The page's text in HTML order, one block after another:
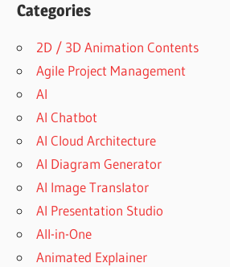
Categories
2D / 3D Animation Contents
Agile Project Management
AI
AI Chatbot
AI Cloud Architecture
AI Diagram Generator
AI Image Translator
AI Presentation Studio
All-in-One
Animated Explainer